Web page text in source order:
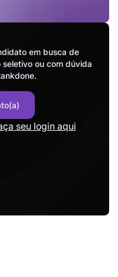
em busca de
ou com dúvida
seu login aqui